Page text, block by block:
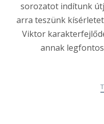
sorozatot indítunk
arra teszünk
Viktor
annak